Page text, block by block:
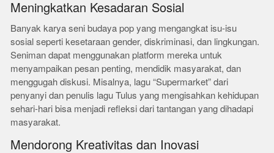
Meningkatkan Kesadaran Sosial
Banyak karya seni budaya pop yang mengangkat isu-isu
sosial seperti kesetaraan gender, diskriminasi, dan lingkungan.
Seniman dapat menggunakan platform mereka untuk
menyampaikan pesan penting, mendidik masyarakat, dan
menggugah diskusi. Misalnya, lagu “Supermarket” dari
penyanyi dan penulis lagu Tulus yang mengisahkan kehidupan
sehari-hari bisa menjadi refleksi dari tantangan yang dihadapi
masyarakat.
Mendorong Kreativitas dan Inovasi